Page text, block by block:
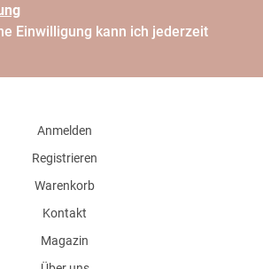
Einwilligung kann ich jederzeit
Anmelden
Registrieren
Warenkorb
Kontakt
Magazin